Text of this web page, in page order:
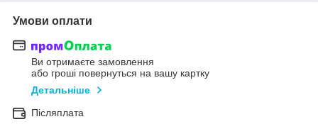
Умови оплати
Ви отримаєте замовлення
або гроші повернуться на вашу картку
Детальніше
Післяплата